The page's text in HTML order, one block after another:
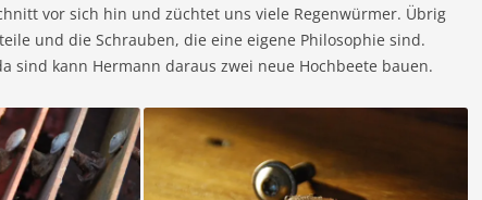
vor sich hin und züchtet uns viele Regenwürmer. Übrig
und die Schrauben, die eine eigene Philosophie sind.
sind kann Hermann daraus zwei neue Hochbeete bauen.